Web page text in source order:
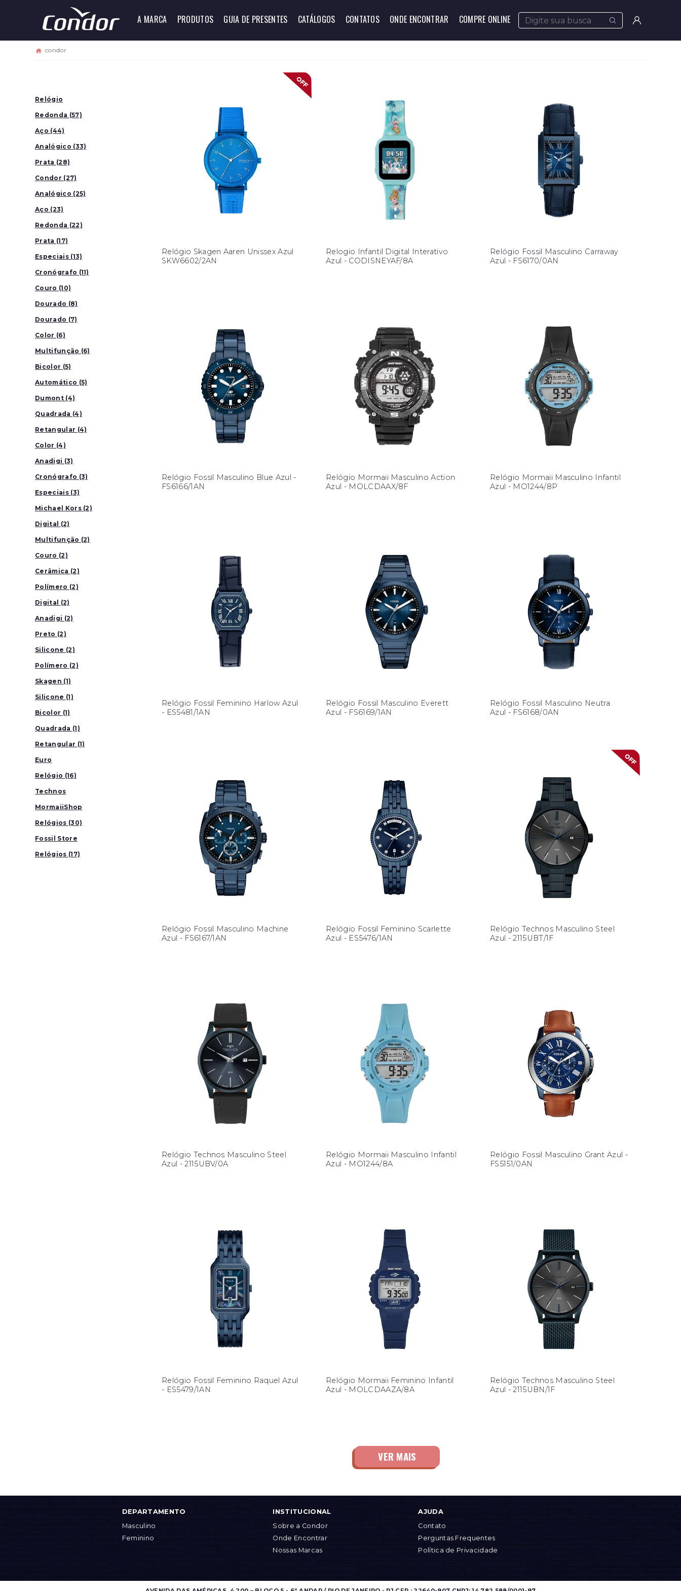
A MARCA PRODUTOS GUIA DE PRESENTES CATÁLOGOS CONTATOS ONDE ENCONTRAR COMPRE ONLINE
condor
Relógio
Redonda (57)
Aço (44)
Analógico (33)
Prata (28)
Condor (27)
Analógico (25)
Aço (23)
Redonda (22)
Prata (17)
Especiais (13)
Cronógrafo (11)
Couro (10)
Dourado (8)
Dourado (7)
Color (6)
Multifunção (6)
Bicolor (5)
Automático (5)
Dumont (4)
Quadrada (4)
Retangular (4)
Color (4)
Anadigi (3)
Cronógrafo (3)
Especiais (3)
Michael Kors (2)
Digital (2)
Multifunção (2)
Couro (2)
Cerâmica (2)
Polímero (2)
Digital (2)
Anadigi (2)
Preto (2)
Silicone (2)
Polímero (2)
Skagen (1)
Silicone (1)
Bicolor (1)
Quadrada (1)
Retangular (1)
Euro
Relógio (16)
Technos
MormaiiShop
Relógios (30)
Fossil Store
Relógios (17)
Relógio Skagen Aaren Unissex Azul
SKW6602/2AN
Relogio Infantil Digital Interativo
Azul - CODISNEYAF/8A
Relógio Fossil Masculino Carraway
Azul - FS6170/0AN
Relógio Fossil Masculino Blue Azul -
FS6166/1AN
Relógio Mormaii Masculino Action
Azul - MOLCDAAX/8F
Relógio Mormaii Masculino Infantil
Azul - MO1244/8P
Relógio Fossil Feminino Harlow Azul
- ES5481/1AN
Relógio Fossil Masculino Everett
Azul - FS6169/1AN
Relógio Fossil Masculino Neutra
Azul - FS6168/0AN
Relógio Fossil Masculino Machine
Azul - FS6167/1AN
Relógio Fossil Feminino Scarlette
Azul - ES5476/1AN
Relógio Technos Masculino Steel
Azul - 2115UBT/1F
Relógio Technos Masculino Steel
Azul - 2115UBV/0A
Relógio Mormaii Masculino Infantil
Azul - MO1244/8A
Relógio Fossil Masculino Grant Azul -
FS5151/0AN
Relógio Fossil Feminino Raquel Azul
- ES5479/1AN
Relógio Mormaii Feminino Infantil
Azul - MOLCDAAZA/8A
Relógio Technos Masculino Steel
Azul - 2115UBN/1F
DEPARTAMENTO
Masculino
Feminino
INSTITUCIONAL
Sobre a Condor
Onde Encontrar
Nossas Marcas
AJUDA
Contato
Perguntas Frequentes
Política de Privacidade